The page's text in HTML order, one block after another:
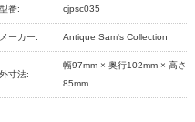
型番: cjpsc035
メーカー: Antique Sam's Collection
外寸法:
幅97mm × 奥行102mm × 高さ
85mm